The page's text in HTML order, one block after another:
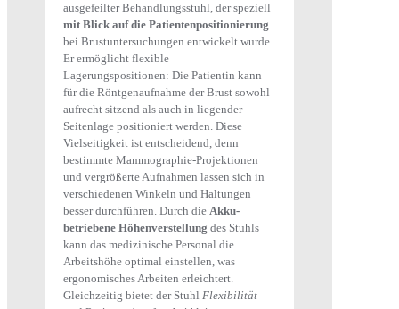
ausgefeilter Behandlungsstuhl, der speziell
mit Blick auf die Patientenpositionierung
bei Brustuntersuchungen entwickelt wurde.
Er ermöglicht flexible
Lagerungspositionen: Die Patientin kann
für die Röntgenaufnahme der Brust sowohl
aufrecht sitzend als auch in liegender
Seitenlage positioniert werden. Diese
Vielseitigkeit ist entscheidend, denn
bestimmte Mammographie-Projektionen
und vergrößerte Aufnahmen lassen sich in
verschiedenen Winkeln und Haltungen
besser durchführen. Durch die Akku-
betriebene Höhenverstellung des Stuhls
kann das medizinische Personal die
Arbeitshöhe optimal einstellen, was
ergonomisches Arbeiten erleichtert.
Gleichzeitig bietet der Stuhl Flexibilität